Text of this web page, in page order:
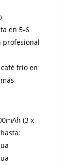
en 5-6
profesional
frío en
(3 x